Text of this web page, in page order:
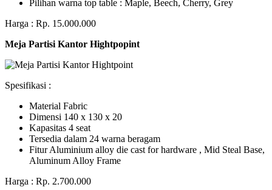
Pilihan warna top table : Maple, Beech, Cherry, Grey
Harga : Rp. 15.000.000
Meja Partisi Kantor Hightpopint
Spesifikasi :
Material Fabric
Dimensi 140 x 130 x 20
Kapasitas 4 seat
Tersedia dalam 24 warna beragam
Fitur Aluminium alloy die cast for hardware , Mid Steal Base,
Aluminum Alloy Frame
Harga : Rp. 2.700.000